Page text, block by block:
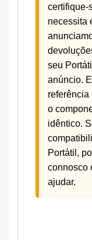
certifique-
necessita
seu
anúncio.
referência
o
idêntico.
Portátil,
connosco
ajudar.